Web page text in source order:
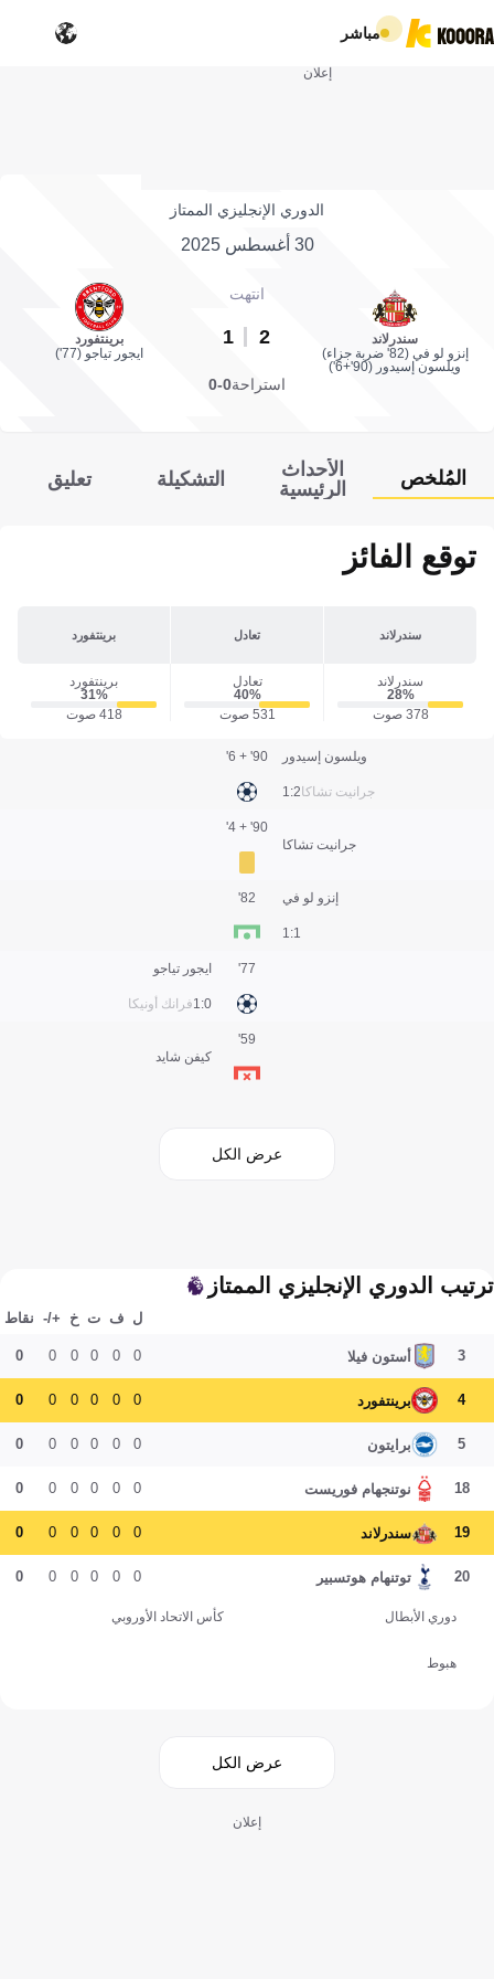
مباشر
إعلان
الدوري الإنجليزي الممتاز
30 أغسطس 2025
سندرلاند
إنزو لو في (82' ضربة جزاء)
ويلسون إسيدور (90'+6')
انتهت
2
1
برينتفورد
ايجور تياجو (77')
استراحة0-0
المُلخص
الأحداث
الرئيسية
التشكيلة تعليق
توقع الفائز
سندرلاند تعادل برينتفورد
سندرلاند
28‎%‎
378 صوت
تعادل
40‎%‎
531 صوت
برينتفورد
31‎%‎
418 صوت
ويلسون إسيدور
جرانيت تشاكا2:1
90' + 6'
جرانيت تشاكا
90' + 4'
إنزو لو في
1:1
82'
ايجور تياجو
فرانك أونيكا0:1
77'
كيفن شايد
59'
عرض الكل
ترتيب الدوري الإنجليزي الممتاز
ل ف ت خ +/- نقاط
3 أستون فيلا 0
0
0
0
0
0
4 برينتفورد 0
0
0
0
0
0
5 برايتون 0
0
0
0
0
0
18 نوتنجهام فوريست 0
0
0
0
0
0
19 سندرلاند 0
0
0
0
0
0
20 توتنهام هوتسبير 0
0
0
0
0
0
دوري الأبطال كأس الاتحاد الأوروبي
هبوط
عرض الكل
إعلان